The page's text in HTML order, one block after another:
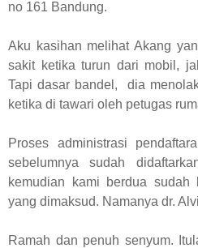
no 161 Bandung.
Aku kasihan melihat Akang
sakit ketika turun dari mobil,
Tapi dasar bandel, dia
ketika di tawari oleh petugas
Proses administrasi
sebelumnya sudah
kemudian kami berdua
yang dimaksud. Namanya dr.
Ramah dan penuh senyum.